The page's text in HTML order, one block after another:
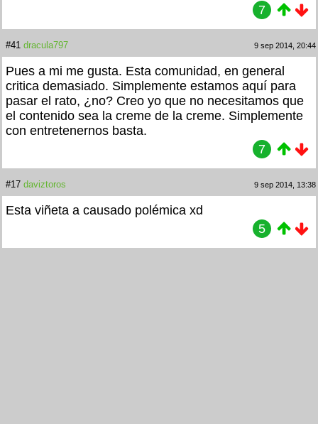
7
#41 dracula797 9 sep 2014, 20:44
Pues a mi me gusta. Esta comunidad, en general
critica demasiado. Simplemente estamos aquí para
pasar el rato, ¿no? Creo yo que no necesitamos que
el contenido sea la creme de la creme. Simplemente
con entretenernos basta.
7
#17 daviztoros 9 sep 2014, 13:38
Esta viñeta a causado polémica xd
5